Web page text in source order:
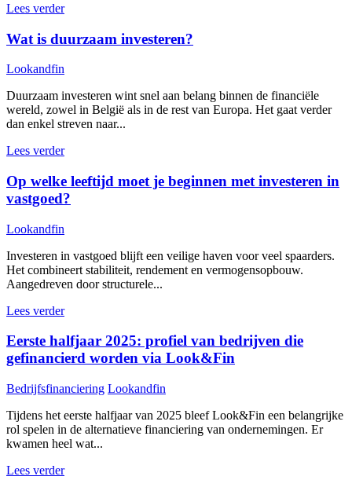
Lees verder
Wat is duurzaam investeren?
Lookandfin
Duurzaam investeren wint snel aan belang binnen de financiële
wereld, zowel in België als in de rest van Europa. Het gaat verder
dan enkel streven naar...
Lees verder
Op welke leeftijd moet je beginnen met investeren in
vastgoed?
Lookandfin
Investeren in vastgoed blijft een veilige haven voor veel spaarders.
Het combineert stabiliteit, rendement en vermogensopbouw.
Aangedreven door structurele...
Lees verder
Eerste halfjaar 2025: profiel van bedrijven die
gefinancierd worden via Look&Fin
Bedrijfsfinanciering Lookandfin
Tijdens het eerste halfjaar van 2025 bleef Look&Fin een belangrijke
rol spelen in de alternatieve financiering van ondernemingen. Er
kwamen heel wat...
Lees verder